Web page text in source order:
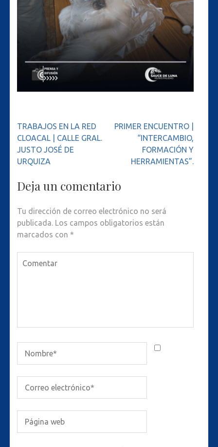
Navegación
de
entradas
TRABAJOS EN LA RED
CLOACAL | CALLE GRAL.
JUSTO JOSÉ DE
URQUIZA
PRIMER ENCUENTRO |
“INTERCAMBIO,
FORMACIÓN Y
HERRAMIENTAS”.
Deja un comentario
Tu dirección de correo electrónico no será
publicada. Los campos obligatorios están
marcados con *